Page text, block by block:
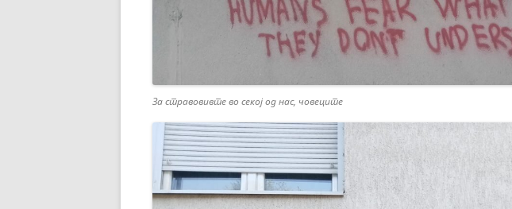
За стравовивте во секој од нас, човеците